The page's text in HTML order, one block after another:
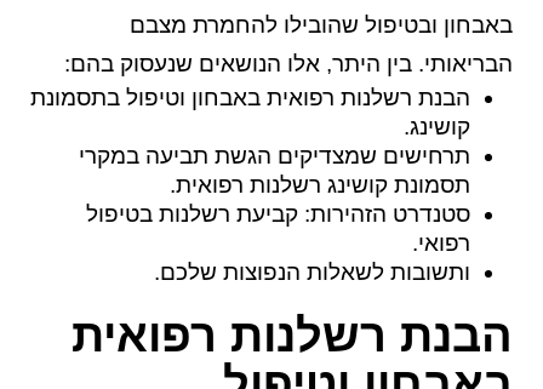
באבחון ובטיפול שהובילו להחמרת מצבם
הבריאותי. בין היתר, אלו הנושאים שנעסוק בהם:
הבנת רשלנות רפואית באבחון וטיפול בתסמונת
קושינג.
תרחישים שמצדיקים הגשת תביעה במקרי
תסמונת קושינג רשלנות רפואית.
סטנדרט הזהירות: קביעת רשלנות בטיפול
רפואי.
ותשובות לשאלות הנפוצות שלכם.
הבנת רשלנות רפואית